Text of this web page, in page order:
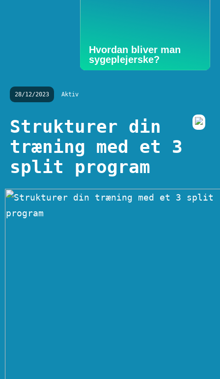
Hvordan bliver man
sygeplejerske?
28/12/2023 Aktiv
Strukturer din
træning med et 3
split program